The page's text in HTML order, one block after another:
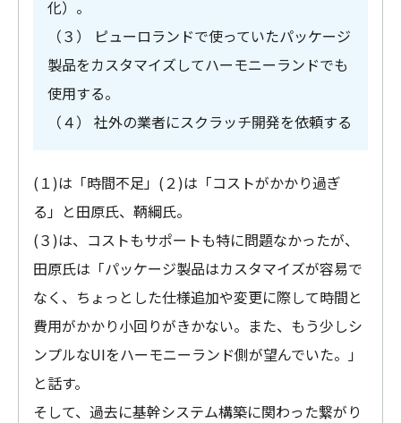
化）。
（３） ピューロランドで使っていたパッケージ
製品をカスタマイズしてハーモニーランドでも
使用する。
（４） 社外の業者にスクラッチ開発を依頼する
(１)は「時間不足」(２)は「コストがかかり過ぎ
る」と田原氏、鞆綱氏。
(３)は、コストもサポートも特に問題なかったが、
田原氏は「パッケージ製品はカスタマイズが容易で
なく、ちょっとした仕様追加や変更に際して時間と
費用がかかり小回りがきかない。また、もう少しシ
ンプルなUIをハーモニーランド側が望んでいた。」
と話す。
そして、過去に基幹システム構築に関わった繋がり